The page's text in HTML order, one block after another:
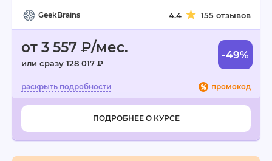
GeekBrains 4.4 155 отзывов
от 3 557 ₽/мес.
или сразу 128 017 ₽
-49%
промокод
ПОДРОБНЕЕ О КУРСЕ